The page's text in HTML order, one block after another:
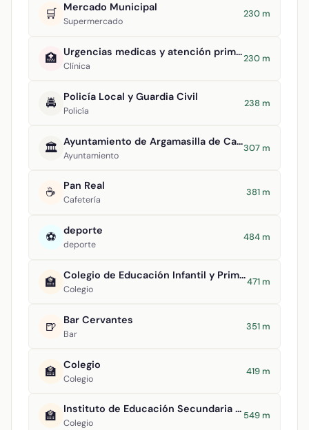
🛒 Mercado Municipal
Supermercado
230 m
🏥 Urgencias medicas y atención primaria
Clínica
230 m
🚔 Policía Local y Guardia Civil
Policía
238 m
🏛️ Ayuntamiento de Argamasilla de Calatrava
Ayuntamiento
307 m
☕ Pan Real
Cafetería
381 m
⚽ deporte
deporte
484 m
🏫 Colegio de Educación Infantil y Primaria Virgen del Socorro
Colegio
471 m
🍺 Bar Cervantes
Bar
351 m
🏫 Colegio
Colegio
419 m
🏫 Instituto de Educación Secundaria Alonso Quijano
Colegio
549 m